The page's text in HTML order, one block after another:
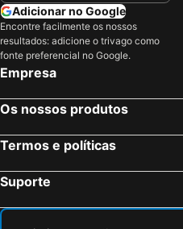
Adicionar no Google
Encontre facilmente os nossos
resultados: adicione o trivago como
fonte preferencial no Google.
Empresa
Os nossos produtos
Termos e políticas
Suporte